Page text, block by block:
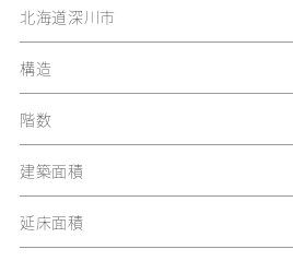
北海道深川市
構造
階数
建築面積
延床面積